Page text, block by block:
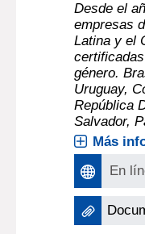
Desde el
empresas
Latina y el
género.
Uruguay,
República
Salvador,
Más
En